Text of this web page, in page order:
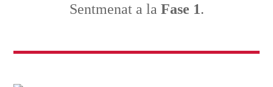
Sentmenat a la Fase 1.